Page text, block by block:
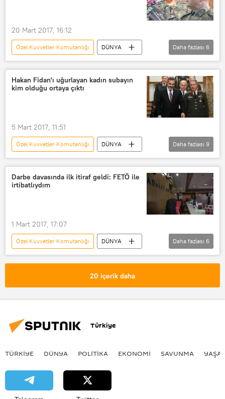
20 Mart 2017, 16:12
Özel Kuvvetler Komutanlığı
DÜNYA
Türkiye
Haberler
TÜRKİYE
Zekai Aksakallı
Semih Terzi
Ömer Halisdemir
Daha fazlası 6
Hakan Fidan'ı uğurlayan kadın subayın
kim olduğu ortaya çıktı
5 Mart 2017, 11:51
Özel Kuvvetler Komutanlığı
DÜNYA
Türkiye
Haberler
TÜRKİYE
Hulusi Akar
Hakan Fidan
Kübra Yavuz
Daha fazlası 9
Darbe davasında ilk itiraf geldi: FETÖ ile
irtibatlıydım
1 Mart 2017, 17:07
Özel Kuvvetler Komutanlığı
DÜNYA
Türkiye
Haberler
TÜRKİYE
FETÖ
Daha fazlası 6
20 içerik daha
Türkiye
TÜRKIYE DÜNYA POLİTİKA EKONOMİ SAVUNMA